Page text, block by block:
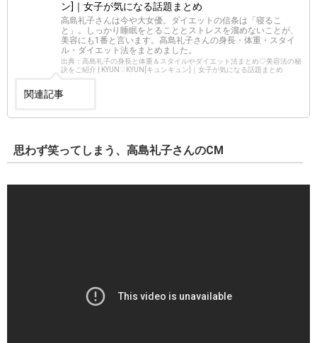
ン]｜女子が気になる話題まとめ
高島礼子さんは今や大女優。ダイエットの信条は「寝るこ
と」。しっかり睡眠をとることとストレスを溜めないことが、
美容にも1番と言います。高島礼子さんの身長・体重・スタイ
ル・ダイエット法をまとめました。
出典：高島礼子の身長と体重＆スタイルやダイエット法まとめ♡美容法の秘
訣をご紹介 | KYUN♡KYUN[キュンキュン]｜女子が気になる話題まとめ
関連記事
思わず笑ってしまう、高島礼子さんのCM